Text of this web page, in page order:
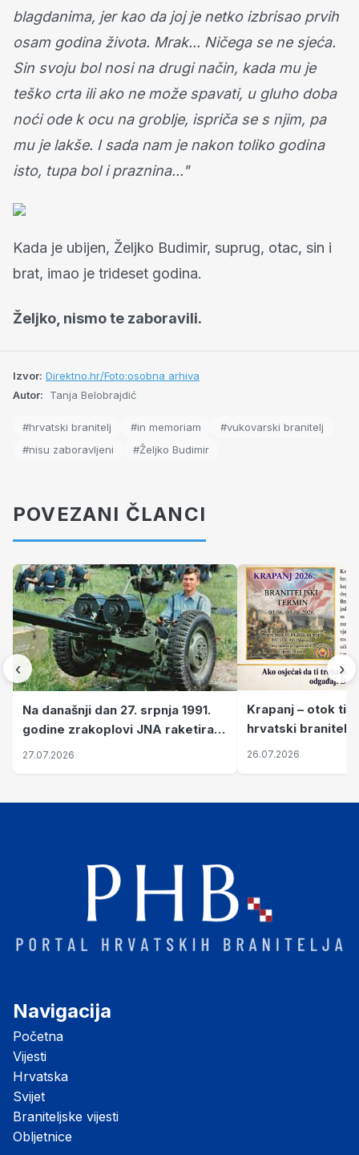
blagdanima, jer kao da joj je netko izbrisao prvih
osam godina života. Mrak... Ničega se ne sjeća.
Sin svoju bol nosi na drugi način, kada mu je
teško crta ili ako ne može spavati, u gluho doba
noći ode k ocu na groblje, ispriča se s njim, pa
mu je lakše. I sada nam je nakon toliko godina
isto, tupa bol i praznina..."
Kada je ubijen, Željko Budimir, suprug, otac, sin i
brat, imao je trideset godina.
Željko, nismo te zaboravili.
Izvor: Direktno.hr/Foto:osobna arhiva
Autor:
Tanja Belobrajdić
#hrvatski branitelj #in memoriam
#vukovarski branitelj
#nisu zaboravljeni
#Željko Budimir
POVEZANI ČLANCI
‹
Na današnji dan 27. srpnja 1991.
godine zrakoplovi JNA raketirali
su vojarnu i obučni centar "Nikola
27.07.2026
Krapanj – otok
hrvatski branitelji
pronalaze mir
26.07.2026
›
Navigacija
Početna
Vijesti
Hrvatska
Svijet
Braniteljske vijesti
Obljetnice